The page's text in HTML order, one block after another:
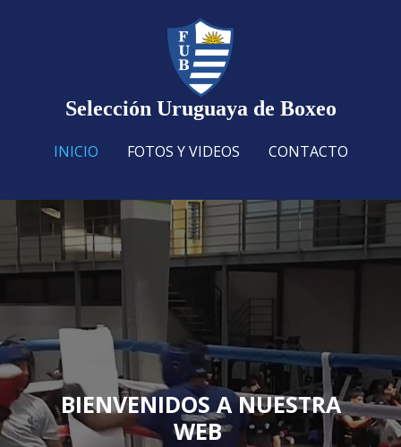
Selección Uruguaya de Boxeo
INICIO FOTOS Y VIDEOS CONTACTO
BIENVENIDOS A NUESTRA
WEB